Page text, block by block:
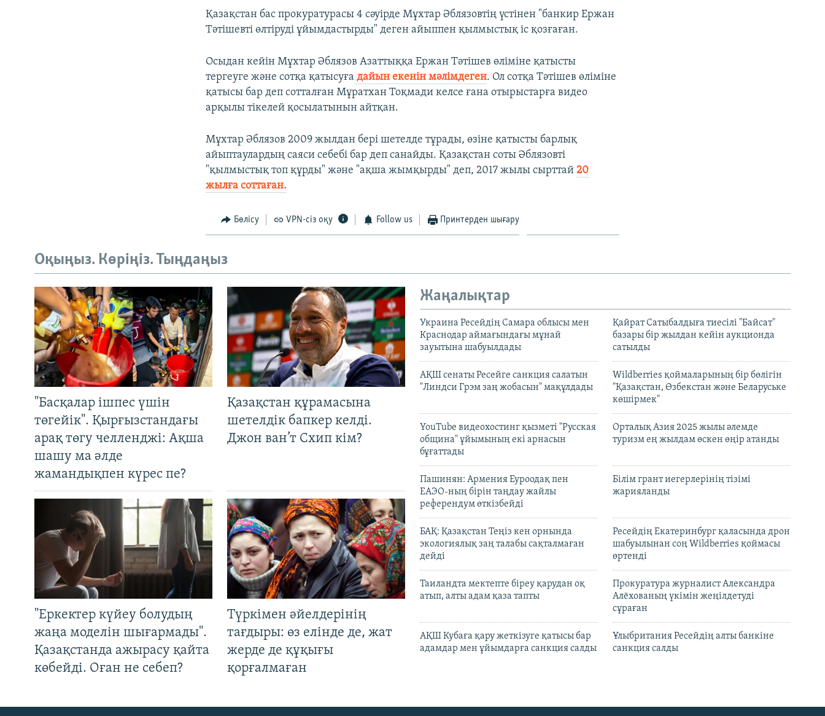
Қазақстан бас прокуратурасы 4 сәуірде Мұхтар Әблязовтің үстінен "банкир Ержан
Тәтішевті өлтіруді ұйымдастырды" деген айыппен қылмыстық іс қозғаған.
​Осыдан кейін Мұхтар Әблязов Азаттыққа Ержан Тәтішев өліміне қатысты
тергеуге және сотқа қатысуға дайын екенін мәлімдеген. Ол сотқа Тәтішев өліміне
қатысы бар деп сотталған Мұратхан Тоқмади келсе ғана отырыстарға видео
арқылы тікелей қосылатынын айтқан.​
Мұхтар Әблязов 2009 жылдан бері шетелде тұрады, өзіне қатысты барлық
айыптаулардың саяси себебі бар деп санайды. Қазақстан соты Әблязовті
"қылмыстық топ құрды" және "ақша жымқырды" деп, 2017 жылы сырттай20
жылға соттаған.
Бөлісу VPN-сіз оқу Follow us Принтерден шығару
Оқыңыз. Көріңіз. Тыңдаңыз
"Басқалар ішпес үшін
төгейік". Қырғызстандағы
арақ төгу челленджі: Ақша
шашу ма әлде
жамандықпен күрес пе?
Қазақстан құрамасына
шетелдік бапкер келді.
Джон ван’т Схип кім?
"Еркектер күйеу болудың
жаңа моделін шығармады".
Қазақстанда ажырасу қайта
көбейді. Оған не себеп?
Түркімен әйелдерінің
тағдыры: өз елінде де, жат
жерде де құқығы
қорғалмаған
Жаңалықтар
Украина Ресейдің Самара облысы мен
Краснодар аймағындағы мұнай
зауытына шабуылдады
Қайрат Сатыбалдыға тиесілі "Байсат"
базары бір жылдан кейін аукционда
сатылды
АҚШ сенаты Ресейге санкция салатын
"Линдси Грэм заң жобасын" мақұлдады
Wildberries қоймаларының бір бөлігін
"Қазақстан, Өзбекстан және Беларуське
көшірмек"
YouTube видеохостинг қызметі "Русская
община" ұйымының екі арнасын
бұғаттады
Орталық Азия 2025 жылы әлемде
туризм ең жылдам өскен өңір атанды
Пашинян: Армения Еуроодақ пен
ЕАЭО-ның бірін таңдау жайлы
референдум өткізбейді
Білім грант иегерлерінің тізімі
жарияланды
БАҚ: Қазақстан Теңіз кен орнында
экологиялық заң талабы сақталмаған
дейді
Ресейдің Екатеринбург қаласында дрон
шабуылынан соң Wildberries қоймасы
өртенді
Таиландта мектепте біреу қарудан оқ
атып, алты адам қаза тапты
Прокуратура журналист Александра
Алёхованың үкімін жеңілдетуді
сұраған
АҚШ Кубаға қару жеткізуге қатысы бар
адамдар мен ұйымдарға санкция салды
Ұлыбритания Ресейдің алты банкіне
санкция салды